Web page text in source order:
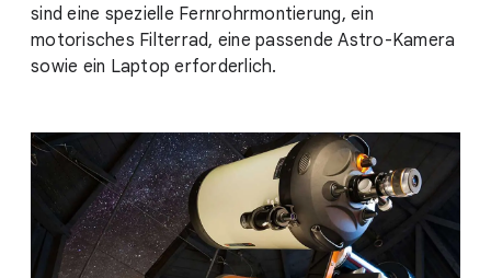
sind eine spezielle Fernrohrmontierung, ein
motorisches Filterrad, eine passende Astro-Kamera
sowie ein Laptop erforderlich.